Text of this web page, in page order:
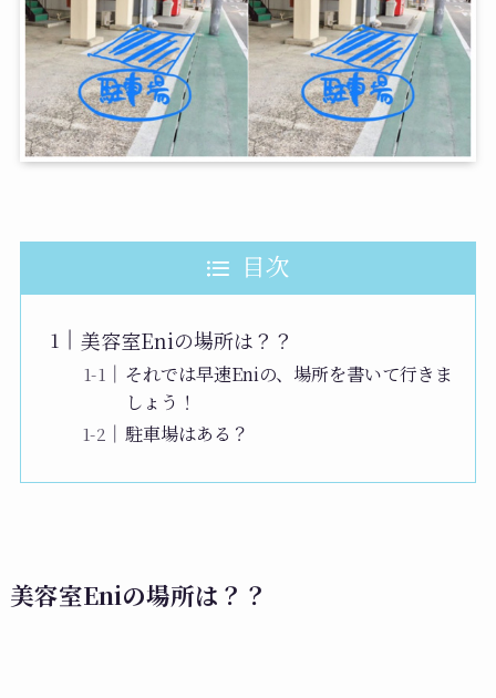
目次
美容室Eniの場所は？？
それでは早速Eniの、場所を書いて行きま
しょう！
駐車場はある？
美容室Eniの場所は？？